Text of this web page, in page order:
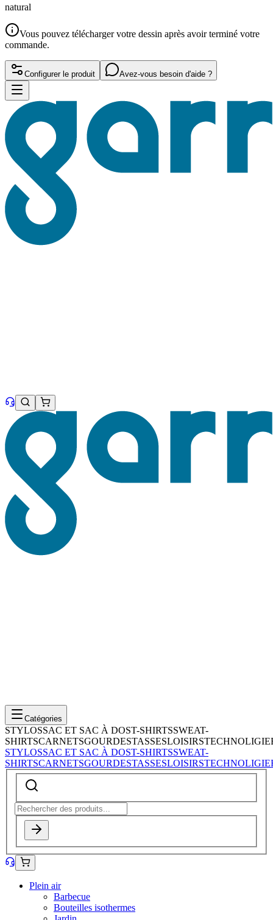
natural
Vous pouvez télécharger votre dessin après avoir terminé votre
commande.
Configurer le produit Avez-vous besoin d'aide ?
Catégories
STYLOSSAC ET SAC À DOST-SHIRTSSWEAT-
SHIRTSCARNETSGOURDESTASSESLOISIRSTECHNOLIGIE
STYLOSSAC ET SAC À DOST-SHIRTSSWEAT-
SHIRTSCARNETSGOURDESTASSESLOISIRSTECHNOLIGIE
Plein air
Barbecue
Bouteilles isothermes